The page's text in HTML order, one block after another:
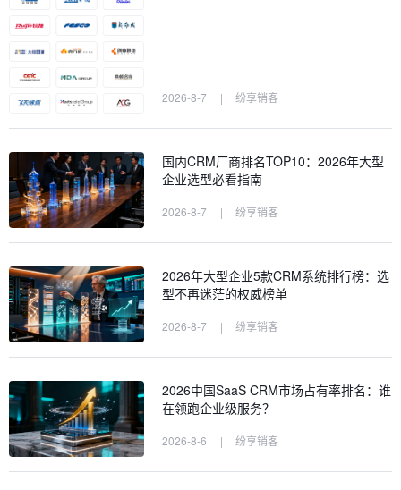
2026-8-7 | 纷享销客
国内CRM厂商排名TOP10：2026年大型
企业选型必看指南
2026-8-7 | 纷享销客
2026年大型企业5款CRM系统排行榜：选
型不再迷茫的权威榜单
2026-8-7 | 纷享销客
2026中国SaaS CRM市场占有率排名：谁
在领跑企业级服务？
2026-8-6 | 纷享销客